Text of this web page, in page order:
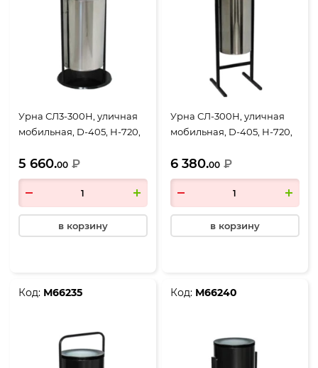
Урна СЛ3-300Н, уличная
мобильная, D-405, Н-720,
хромированный
5 660.00 ₽
в корзину
Урна СЛ-300Н, уличная
мобильная, D-405, Н-720,
хромированный
6 380.00 ₽
в корзину
Код: М66235 Код: М66240